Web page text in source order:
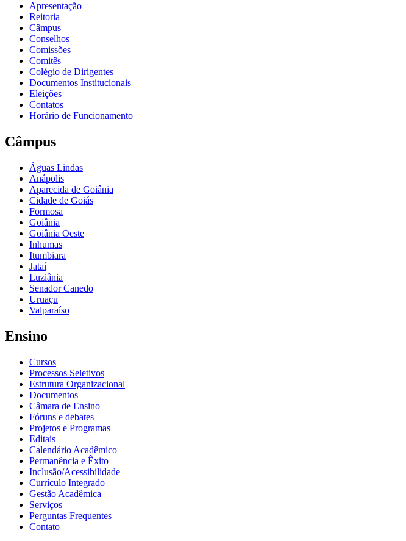
Apresentação
Reitoria
Câmpus
Conselhos
Comissões
Comitês
Colégio de Dirigentes
Documentos Institucionais
Eleições
Contatos
Horário de Funcionamento
Câmpus
Águas Lindas
Anápolis
Aparecida de Goiânia
Cidade de Goiás
Formosa
Goiânia
Goiânia Oeste
Inhumas
Itumbiara
Jataí
Luziânia
Senador Canedo
Uruaçu
Valparaíso
Ensino
Cursos
Processos Seletivos
Estrutura Organizacional
Documentos
Câmara de Ensino
Fóruns e debates
Projetos e Programas
Editais
Calendário Acadêmico
Permanência e Êxito
Inclusão/Acessibilidade
Currículo Integrado
Gestão Acadêmica
Serviços
Perguntas Frequentes
Contato